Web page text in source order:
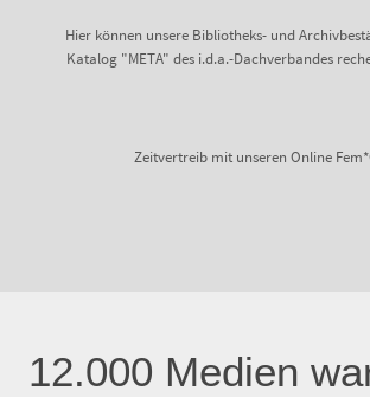
Hier können unsere Bibliotheks- und
Katalog "META" des i.d.a.-Dachverbandes
Zeitvertreib mit unseren Online
12.000 Medien